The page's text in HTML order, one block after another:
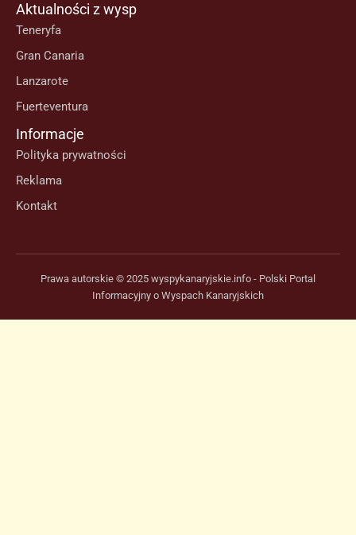
Aktualności z wysp
Teneryfa
Gran Canaria
Lanzarote
Fuerteventura
Informacje
Polityka prywatności
Reklama
Kontakt
Prawa autorskie © 2025 wyspykanaryjskie.info - Polski Portal
Informacyjny o Wyspach Kanaryjskich